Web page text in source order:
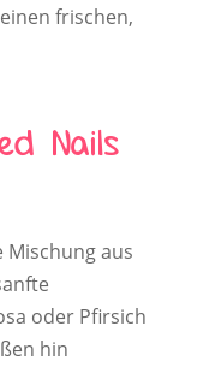
frischen,
Nails
Mischung aus
oder Pfirsich
hin